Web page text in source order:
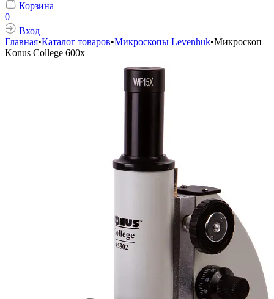
Корзина
0
Вход
Главная•Каталог товаров•Микроскопы Levenhuk•Микроскоп
Konus College 600x